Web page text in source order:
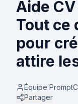
Aide
Tout ce
pour
attire
Équipe
Partager